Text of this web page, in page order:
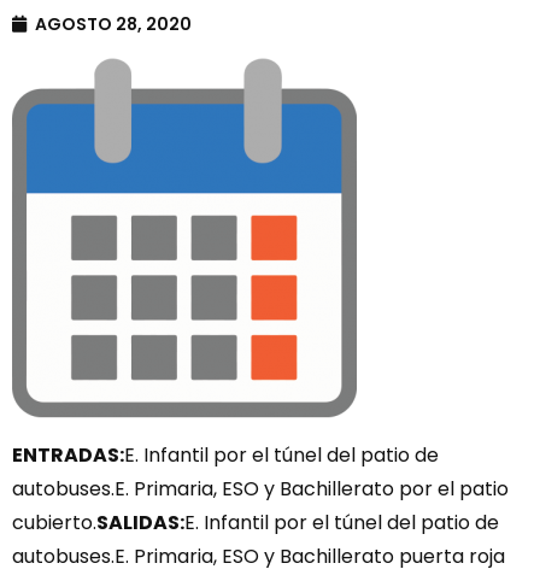
AGOSTO 28, 2020
ENTRADAS:E. Infantil por el túnel del patio de
autobuses.E. Primaria, ESO y Bachillerato por el patio
cubierto.SALIDAS:E. Infantil por el túnel del patio de
autobuses.E. Primaria, ESO y Bachillerato puerta roja